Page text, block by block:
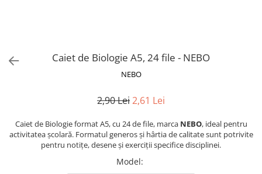
Blocuri de desen
Caiete Matematica
Caiete Muzică
Caiet de Biologie A5, 24 file - NEBO
NEBO
2,90 Lei2,61 Lei
Caiet de Biologie format A5, cu 24 de file, marca NEBO, ideal pentru
activitatea școlară. Formatul generos și hârtia de calitate sunt potrivite
pentru notițe, desene și exerciții specifice disciplinei.
Model: